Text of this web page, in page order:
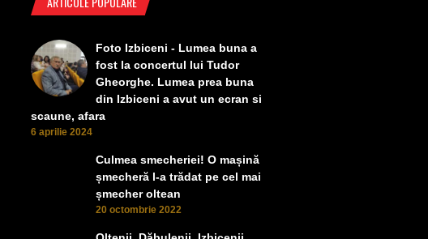
Foto Izbiceni - Lumea buna a
fost la concertul lui Tudor
Gheorghe. Lumea prea buna
din Izbiceni a avut un ecran si
scaune, afara
6 aprilie 2024
Culmea smecheriei! O mașină
șmecheră l-a trădat pe cel mai
șmecher oltean
20 octombrie 2022